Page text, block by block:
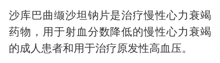
沙库巴曲缬沙坦钠片是治疗慢性心力衰竭
药物，用于射血分数降低的慢性心力衰竭
的成人患者和用于治疗原发性高血压。